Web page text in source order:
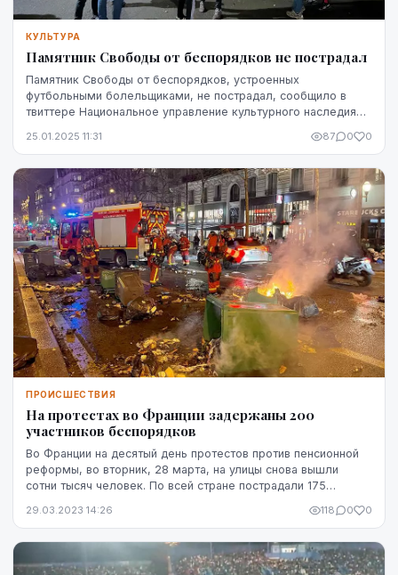
КУЛЬТУРА
Памятник Свободы от беспорядков не пострадал
Памятник Свободы от беспорядков, устроенных
футбольными болельщиками, не пострадал, сообщило в
твиттере Национальное управление культурного наследия
25.01.2025 11:31 87 0 0
ПРОИСШЕСТВИЯ
На протестах во Франции задержаны 200
участников беспорядков
Во Франции на десятый день протестов против пенсионной
реформы, во вторник, 28 марта, на улицы снова вышли
сотни тысяч человек. По всей стране пострадали 175
29.03.2023 14:26 118 0 0